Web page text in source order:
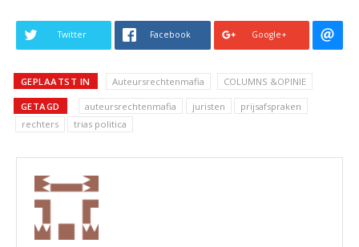
Twitter Facebook Google+
GEPLAATST IN Auteursrechtenmafia COLUMNS &OPINIE
GETAGD auteursrechtenmafia juristen
prijsafspraken
rechters
trias politica